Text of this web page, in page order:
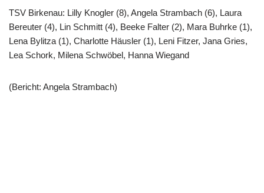
TSV Birkenau: Lilly Knogler (8), Angela Strambach (6), Laura
Bereuter (4), Lin Schmitt (4), Beeke Falter (2), Mara Buhrke (1),
Lena Bylitza (1), Charlotte Häusler (1), Leni Fitzer, Jana Gries,
Lea Schork, Milena Schwöbel, Hanna Wiegand
(Bericht: Angela Strambach)